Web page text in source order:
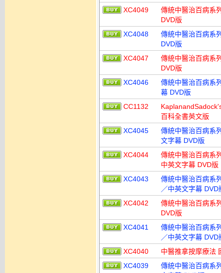
XC4049
傳統中醫治百病系
DVD版
XC4048
傳統中醫治百病系
DVD版
XC4047
傳統中醫治百病系
DVD版
XC4046
傳統中醫治百病系
幕 DVD版
CC1132
百科全書英文版
XC4045
傳統中醫治百病系
文字幕 DVD版
XC4044
傳統中醫治百病系
中英文字幕 DVD版
XC4043
傳統中醫治百病系
／中英文字幕 DVD
XC4042
傳統中醫治百病系
DVD版
XC4041
傳統中醫治百病系
／中英文字幕 DVD
XC4040
中醫推拿按摩療法
XC4039
傳統中醫治百病系